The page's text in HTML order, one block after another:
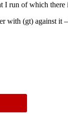
I run of which there
with (gt) against it